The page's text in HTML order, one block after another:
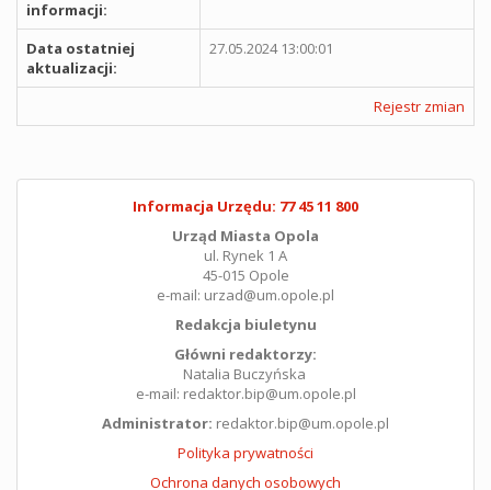
informacji:
Data ostatniej
aktualizacji:
27.05.2024 13:00:01
Rejestr zmian
Informacja Urzędu: 77 45 11 800
Urząd Miasta Opola
ul. Rynek 1 A
45-015 Opole
e-mail: urzad@um.opole.pl
Redakcja biuletynu
Główni redaktorzy:
Natalia Buczyńska
e-mail: redaktor.bip@um.opole.pl
Administrator: redaktor.bip@um.opole.pl
Polityka prywatności
Ochrona danych osobowych